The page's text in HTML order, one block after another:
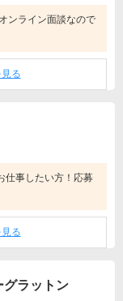
ンライン面談なので
る
仕事したい方！応募
る
グラットン